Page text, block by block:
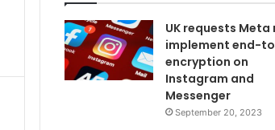
UK requests
implement end-
encryption on
Instagram and
Messenger
September 20, 2023